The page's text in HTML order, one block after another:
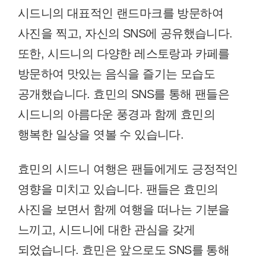
시드니의 대표적인 랜드마크를 방문하여
사진을 찍고, 자신의 SNS에 공유했습니다.
또한, 시드니의 다양한 레스토랑과 카페를
방문하여 맛있는 음식을 즐기는 모습도
공개했습니다. 효민의 SNS를 통해 팬들은
시드니의 아름다운 풍경과 함께 효민의
행복한 일상을 엿볼 수 있습니다.
효민의 시드니 여행은 팬들에게도 긍정적인
영향을 미치고 있습니다. 팬들은 효민의
사진을 보면서 함께 여행을 떠나는 기분을
느끼고, 시드니에 대한 관심을 갖게
되었습니다. 효민은 앞으로도 SNS를 통해